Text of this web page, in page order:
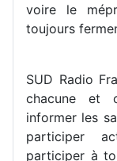
voire le
toujours
SUD Radio
chacune et
informer les
participer
participer à